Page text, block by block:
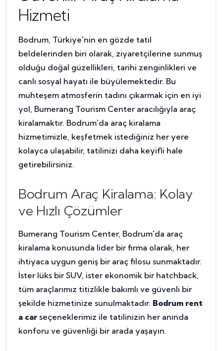
Hizmeti
Bodrum, Türkiye'nin en gözde tatil
beldelerinden biri olarak, ziyaretçilerine sunmuş
olduğu doğal güzellikleri, tarihi zenginlikleri ve
canlı sosyal hayatı ile büyülemektedir. Bu
muhteşem atmosferin tadını çıkarmak için en iyi
yol, Bumerang Tourism Center aracılığıyla araç
kiralamaktır. Bodrum'da araç kiralama
hizmetimizle, keşfetmek istediğiniz her yere
kolayca ulaşabilir, tatilinizi daha keyifli hale
getirebilirsiniz.
Bodrum Araç Kiralama: Kolay
ve Hızlı Çözümler
Bumerang Tourism Center, Bodrum'da araç
kiralama konusunda lider bir firma olarak, her
ihtiyaca uygun geniş bir araç filosu sunmaktadır.
İster lüks bir SUV, ister ekonomik bir hatchback,
tüm araçlarımız titizlikle bakımlı ve güvenli bir
şekilde hizmetinize sunulmaktadır. Bodrum rent
a car seçeneklerimiz ile tatilinizin her anında
konforu ve güvenliği bir arada yaşayın.